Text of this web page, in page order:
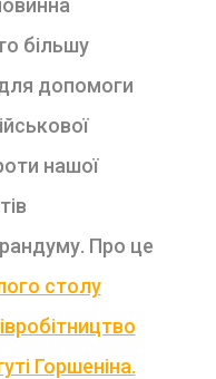
більшу
допомоги
нашої
Про це
столу
Горшеніна.